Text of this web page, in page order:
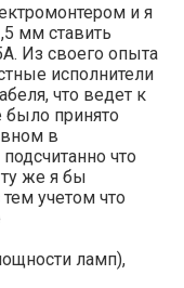
и я
мм ставить
Из своего опыта
исполнители
что ведет к
принято
в
что
же я бы
учетом что
ламп),